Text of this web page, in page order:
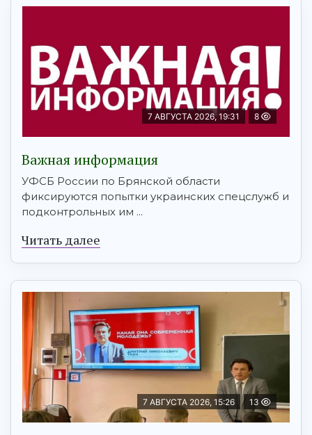
7 АВГУСТА 2026, 19:31 8
Важная информация
УФСБ России по Брянской области
фиксируются попытки украинских спецслужб и
подконтрольных им ...
Читать далее
7 АВГУСТА 2026, 15:26 13